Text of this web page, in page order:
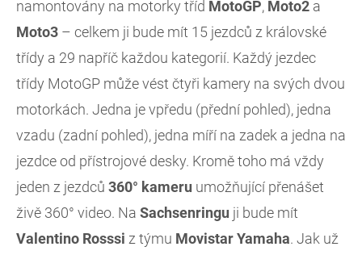
namontovány na motorky tříd MotoGP, Moto2 a
Moto3 – celkem ji bude mít 15 jezdců z královské
třídy a 29 napříč každou kategorií. Každý jezdec
třídy MotoGP může vést čtyři kamery na svých dvou
motorkách. Jedna je vpředu (přední pohled), jedna
vzadu (zadní pohled), jedna míří na zadek a jedna na
jezdce od přístrojové desky. Kromě toho má vždy
jeden z jezdců 360° kameru umožňující přenášet
živě 360° video. Na Sachsenringu ji bude mít
Valentino Rosssi z týmu MovistarYamaha. Jak už